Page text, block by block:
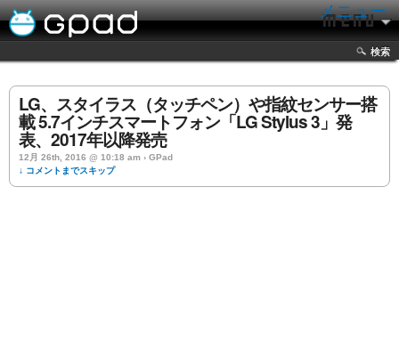
メニュー
検索
LG、スタイラス（タッチペン）や指紋センサー搭
載 5.7インチスマートフォン「LG Stylus 3」発
表、2017年以降発売
12月 26th, 2016 @ 10:18 am › GPad
↓ コメントまでスキップ